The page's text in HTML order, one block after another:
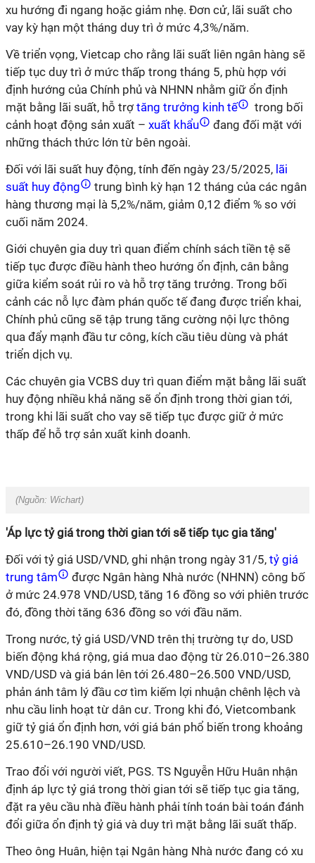
xu hướng đi ngang hoặc giảm nhẹ. Đơn cử, lãi suất cho
vay kỳ hạn một tháng duy trì ở mức 4,3%/năm.
Về triển vọng, Vietcap cho rằng lãi suất liên ngân hàng sẽ
tiếp tục duy trì ở mức thấp trong tháng 5, phù hợp với
định hướng của Chính phủ và NHNN nhằm giữ ổn định
mặt bằng lãi suất, hỗ trợ tăng trưởng kinh tế
trong bối
cảnh hoạt động sản xuất – xuất khẩu
đang đối mặt với
những thách thức lớn từ bên ngoài.
Đối với lãi suất huy động, tính đến ngày 23/5/2025, lãi
suất huy động
trung bình kỳ hạn 12 tháng của các ngân
hàng thương mại là 5,2%/năm, giảm 0,12 điểm % so với
cuối năm 2024.
Giới chuyên gia duy trì quan điểm chính sách tiền tệ sẽ
tiếp tục được điều hành theo hướng ổn định, cân bằng
giữa kiểm soát rủi ro và hỗ trợ tăng trưởng. Trong bối
cảnh các nỗ lực đàm phán quốc tế đang được triển khai,
Chính phủ cũng sẽ tập trung tăng cường nội lực thông
qua đẩy mạnh đầu tư công, kích cầu tiêu dùng và phát
triển dịch vụ.
Các chuyên gia VCBS duy trì quan điểm mặt bằng lãi suất
huy động nhiều khả năng sẽ ổn định trong thời gian tới,
trong khi lãi suất cho vay sẽ tiếp tục được giữ ở mức
thấp để hỗ trợ sản xuất kinh doanh.
(Nguồn: Wichart)
'Áp lực tỷ giá trong thời gian tới sẽ tiếp tục gia tăng'
Đối với tỷ giá USD/VND, ghi nhận trong ngày 31/5, tỷ giá
trung tâm
được Ngân hàng Nhà nước (NHNN) công bố
ở mức 24.978 VND/USD, tăng 16 đồng so với phiên trước
đó, đồng thời tăng 636 đồng so với đầu năm.
Trong nước, tỷ giá USD/VND trên thị trường tự do, USD
biến động khá rộng, giá mua dao động từ 26.010–26.380
VND/USD và giá bán lên tới 26.480–26.500 VND/USD,
phản ánh tâm lý đầu cơ tìm kiếm lợi nhuận chênh lệch và
nhu cầu linh hoạt từ dân cư. Trong khi đó, Vietcombank
giữ tỷ giá ổn định hơn, với giá bán phổ biến trong khoảng
25.610–26.190 VND/USD.
Trao đổi với người viết, PGS. TS Nguyễn Hữu Huân nhận
định áp lực tỷ giá trong thời gian tới sẽ tiếp tục gia tăng,
đặt ra yêu cầu nhà điều hành phải tính toán bài toán đánh
đổi giữa ổn định tỷ giá và duy trì mặt bằng lãi suất thấp.
Theo ông Huân, hiện tại Ngân hàng Nhà nước đang có xu